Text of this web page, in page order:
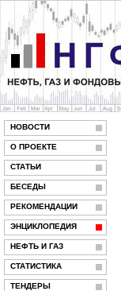
НОВОСТИ
О ПРОЕКТЕ
СТАТЬИ
БЕСЕДЫ
РЕКОМЕНДАЦИИ
ЭНЦИКЛОПЕДИЯ
НЕФТЬ И ГАЗ
СТАТИСТИКА
ТЕНДЕРЫ